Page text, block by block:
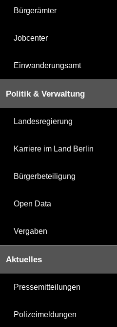
Bürgerämter
Jobcenter
Einwanderungsamt
Politik & Verwaltung
Landesregierung
Karriere im Land Berlin
Bürgerbeteiligung
Open Data
Vergaben
Aktuelles
Pressemitteilungen
Polizeimeldungen